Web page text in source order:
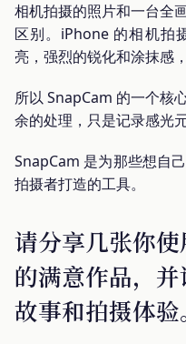
相机拍摄的照片和一台全
区别。iPhone 的相机拍
亮，强烈的锐化和涂抹感
所以 SnapCam 的一个核
余的处理，只是记录感光
SnapCam 是为那些想自
拍摄者打造的工具。
请分享几张你
的满意作品，
故事和拍摄体验。